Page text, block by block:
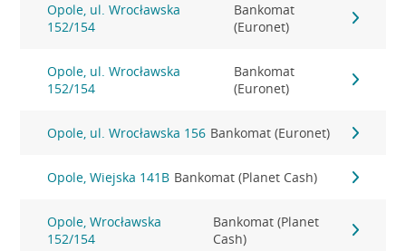
Opole, ul. Wrocławska
152/154
Bankomat
(Euronet)
Opole, ul. Wrocławska
152/154
Bankomat
(Euronet)
Opole, ul. Wrocławska 156 Bankomat (Euronet)
Opole, Wiejska 141B Bankomat (Planet Cash)
Opole, Wrocławska
152/154
Bankomat (Planet
Cash)